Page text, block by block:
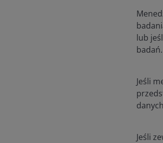
lub
badań.
Jeśli
Jeśli